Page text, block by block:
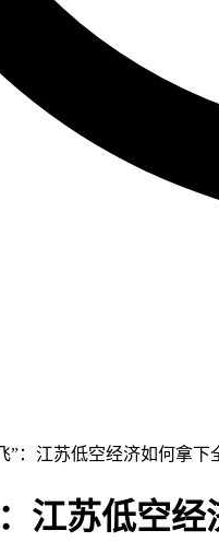
”：江苏低空经济如何拿下
江苏低空经